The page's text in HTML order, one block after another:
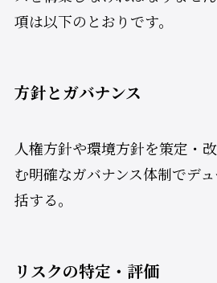
項は以下のとおりです。
方針とガバナンス
人権方針や環境方針を策定・
む明確なガバナンス体制でデ
括する。
リスクの特定・評価